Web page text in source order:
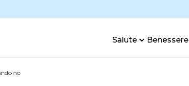
Salute Benessere
no